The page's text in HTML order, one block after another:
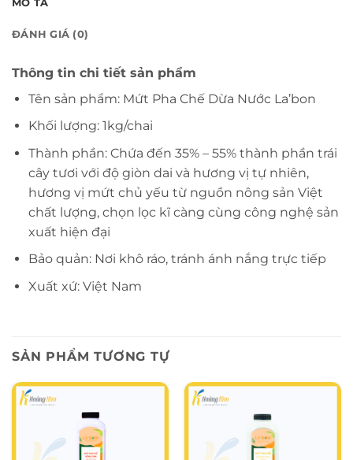
MÔ TẢ
ĐÁNH GIÁ (0)
Thông tin chi tiết sản phẩm
Tên sản phẩm: Mứt Pha Chế Dừa Nước La’bon
Khối lượng: 1kg/chai
Thành phần: Chứa đến 35% – 55% thành phần trái
cây tươi với độ giòn dai và hương vị tự nhiên,
hương vị mứt chủ yếu từ nguồn nông sản Việt
chất lượng, chọn lọc kĩ càng cùng công nghệ sản
xuất hiện đại
Bảo quản: Nơi khô ráo, tránh ánh nắng trực tiếp
Xuất xứ: Việt Nam
SẢN PHẨM TƯƠNG TỰ